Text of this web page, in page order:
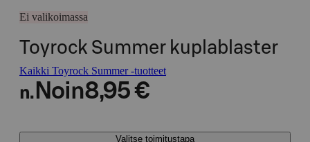
Ei valikoimassa
Toyrock Summer kuplablaster
Kaikki Toyrock Summer -tuotteet
n. Noin8,95 €
Valitse toimitustapa